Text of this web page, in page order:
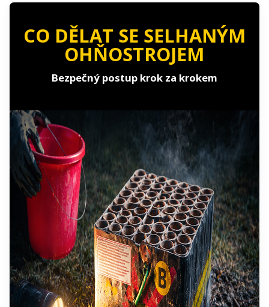
CO DĚLAT SE SELHANÝM
OHŇOSTROJEM
Bezpečný postup krok za krokem